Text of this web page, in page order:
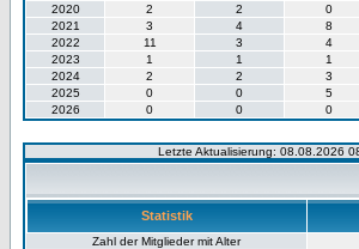
2020
2 2 0
2021
3 4 8
2022
11 3 4
2023
1 1 1
2024
2 2 3
2025
0 0 5
2026
0 0 0
Letzte Aktualisierung: 08.08.2026
Statistik
Zahl der Mitglieder mit Alter